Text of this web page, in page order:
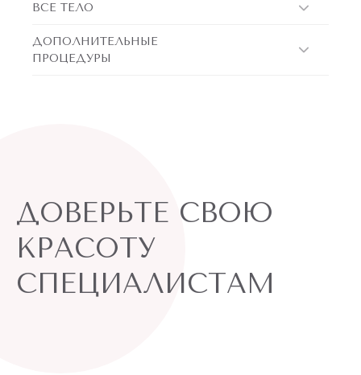
ВСЕ ТЕЛО
ДОПОЛНИТЕЛЬНЫЕ
ПРОЦЕДУРЫ
ДОВЕРЬТЕ СВОЮ
КРАСОТУ
СПЕЦИАЛИСТАМ